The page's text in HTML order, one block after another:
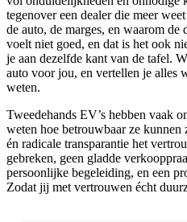
tegenover een dealer die meer
de auto, de marges, en waarom
voelt niet goed, en dat is het ook
je aan dezelfde kant van de tafel.
auto voor jou, en vertellen je alles
weten.
Tweedehands EV’s hebben vaak
weten hoe betrouwbaar ze
én radicale transparantie het
gebreken, geen gladde
persoonlijke begeleiding, en een
Zodat jij met vertrouwen écht